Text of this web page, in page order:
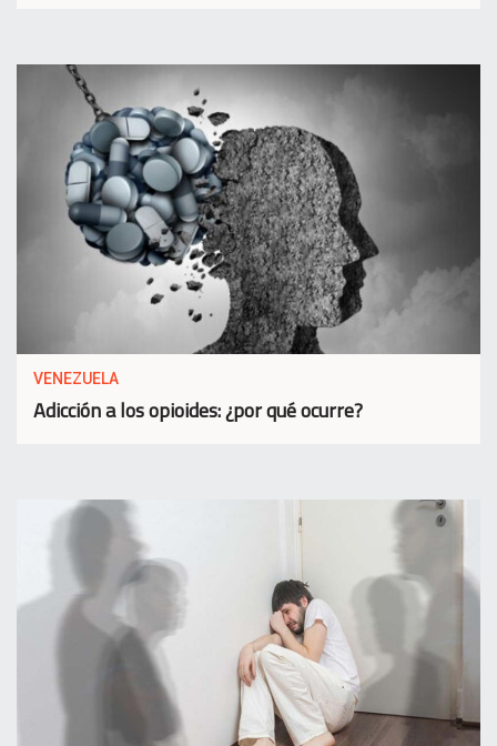
VENEZUELA
Adicción a los opioides: ¿por qué ocurre?